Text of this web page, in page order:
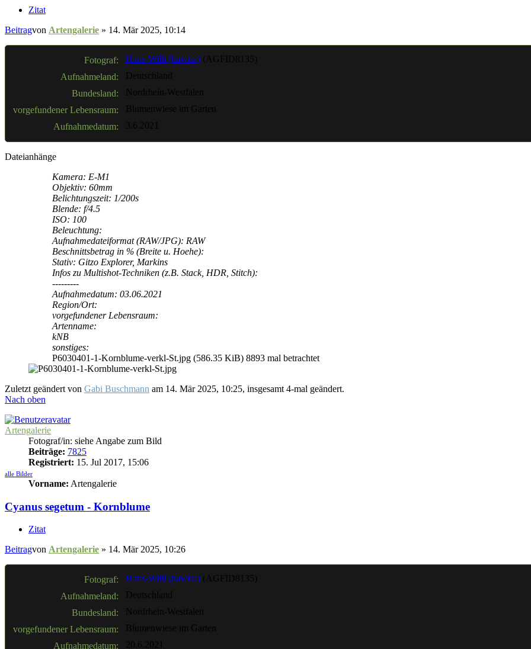
Zitat
Beitragvon Artengalerie » 14. Mär 2025, 10:14
Fotograf: Hans-Willi (hawisa) (AGFID8135)
Aufnahmeland:
Deutschland
Bundesland:
Nordrhein-Westfalen
vorgefundener Lebensraum:
Blumenwiese im Garten
Aufnahmedatum:
3.6.2021
Dateianhänge
Kamera: E-M1
Objektiv: 60mm
Belichtungszeit: 1/200s
Blende: f/4.5
ISO: 100
Beleuchtung:
Aufnahmedateiformat (RAW/JPG): RAW
Beschnittsbetrag in % (Breite u. Hoehe):
Stativ: Gitzo Explorer, Markins
Infos zu Multishot-Techniken (z.B. Stack, HDR, Stitch):
---------
Aufnahmedatum: 03.06.2021
Region/Ort:
vorgefundener Lebensraum:
Artenname:
kNB
sonstiges:
P6030401-1-Kornblume-verkl-St.jpg (586.35 KiB) 8893 mal betrachtet
Zuletzt geändert von Gabi Buschmann am 14. Mär 2025, 10:25, insgesamt 4-mal geändert.
Nach oben
Artengalerie
Fotograf/in: siehe Angabe zum Bild
Beiträge: 7825
Registriert: 15. Jul 2017, 15:06
alle Bilder
Vorname: Artengalerie
Cyanus segetum - Kornblume
Zitat
Beitragvon Artengalerie » 14. Mär 2025, 10:26
Fotograf: Hans-Willi (hawisa) (AGFID8135)
Aufnahmeland:
Deutschland
Bundesland:
Nordrhein-Westfalen
vorgefundener Lebensraum:
Blumenwiese im Garten
Aufnahmedatum:
20.6.2021